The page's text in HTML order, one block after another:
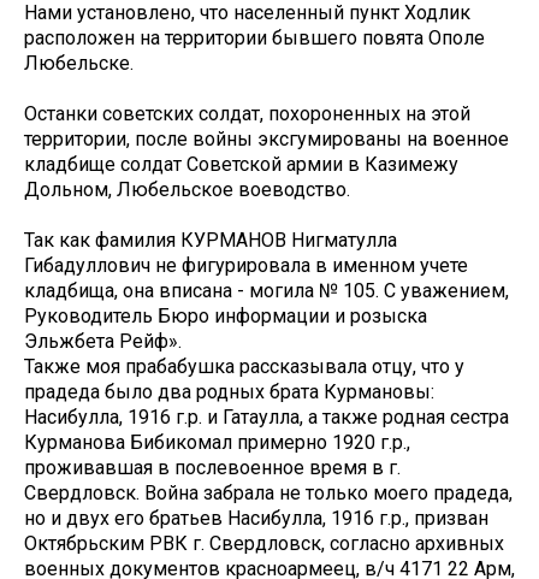
Нами установлено, что населенный пункт Ходлик
расположен на территории бывшего повята Ополе
Любельске.
Останки советских солдат, похороненных на этой
территории, после войны эксгумированы на военное
кладбище солдат Советской армии в Казимежу
Дольном, Любельское воеводство.
Так как фамилия КУРМАНОВ Нигматулла
Гибадуллович не фигурировала в именном учете
кладбища, она вписана - могила № 105. С уважением,
Руководитель Бюро информации и розыска
Эльжбета Рейф».
Также моя прабабушка рассказывала отцу, что у
прадеда было два родных брата Курмановы:
Насибулла, 1916 г.р. и Гатаулла, а также родная сестра
Курманова Бибикомал примерно 1920 г.р.,
проживавшая в послевоенное время в г.
Свердловск. Война забрала не только моего прадеда,
но и двух его братьев Насибулла, 1916 г.р., призван
Октябрьским РВК г. Свердловск, согласно архивных
военных документов красноармеец, в/ч 4171 22 Арм,